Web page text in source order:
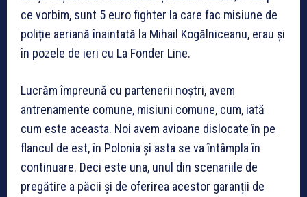
ce vorbim, sunt 5 euro fighter la care fac misiune de
poliție aeriană înaintată la Mihail Kogălniceanu, erau și
în pozele de ieri cu La Fonder Line.
Lucrăm împreună cu partenerii noștri, avem
antrenamente comune, misiuni comune, cum, iată
cum este aceasta. Noi avem avioane dislocate în pe
flancul de est, în Polonia și asta se va întâmpla în
continuare. Deci este una, unul din scenariile de
pregătire a păcii și de oferirea acestor garanții de